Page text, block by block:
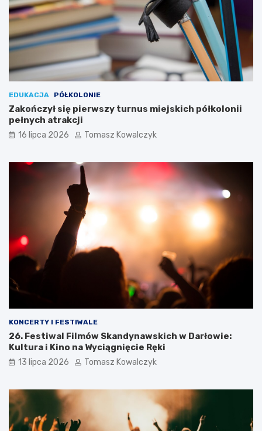
EDUKACJA PÓŁKOLONIE
Zakończył się pierwszy turnus miejskich półkolonii
pełnych atrakcji
16 lipca 2026 Tomasz Kowalczyk
KONCERTY I FESTIWALE
26. Festiwal Filmów Skandynawskich w Darłowie:
Kultura i Kino na Wyciągnięcie Ręki
13 lipca 2026 Tomasz Kowalczyk